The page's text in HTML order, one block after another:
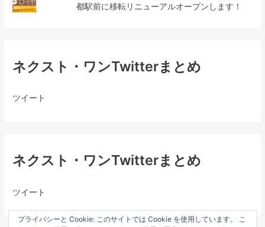
都駅前に移転リニューアルオープンします！
ネクスト・ワンTwitterまとめ
ツイート
ネクスト・ワンTwitterまとめ
ツイート
プライバシーと Cookie: このサイトでは Cookie を使用しています。 こ